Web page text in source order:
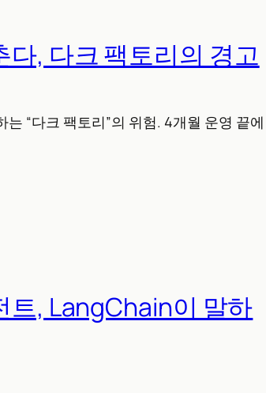
, 다크 팩토리의 경고
“다크 팩토리”의 위험. 4개월 운영 끝에
트, LangChain이 말하